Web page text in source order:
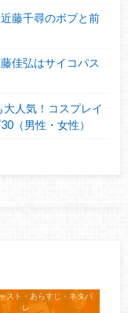
藤千尋のボブと前
佳弘はサイコパス
大人気！コスプレイ
（男性・女性）
スト・あらすじ・ネタバ
レ